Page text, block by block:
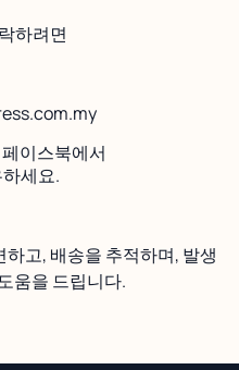
하려면
이스북에서
세요.
고, 배송을 추적하며, 발생
움을 드립니다.